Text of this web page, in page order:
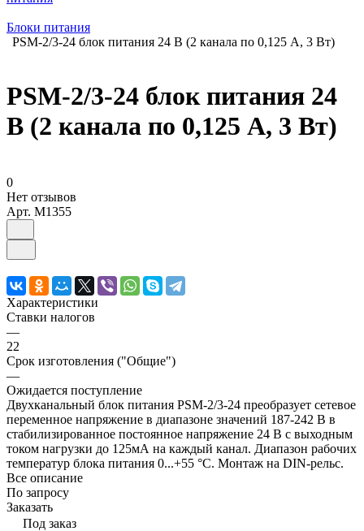
Блоки питания
PSM-2/3-24 блок питания 24 В (2 канала по 0,125 А, 3 Вт)
PSM-2/3-24 блок питания 24
В (2 канала по 0,125 А, 3 Вт)
0
Нет отзывов
Арт. M1355
Характеристики
Ставки налогов
—
22
Срок изготовления ("Общие")
—
Ожидается поступление
Двухканальный блок питания PSM-2/3-24 преобразует сетевое
переменное напряжение в диапазоне значений 187-242 В в
стабилизированное постоянное напряжение 24 В с выходным
током нагрузки до 125мА на каждый канал. Диапазон рабочих
температур блока питания 0...+55 °С. Монтаж на DIN-рельс.
Все описание
По запросу
Заказать
Под заказ